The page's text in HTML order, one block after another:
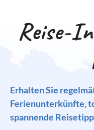
Reise-
Erhalten Sie
Ferienunterkünfte,
spannende